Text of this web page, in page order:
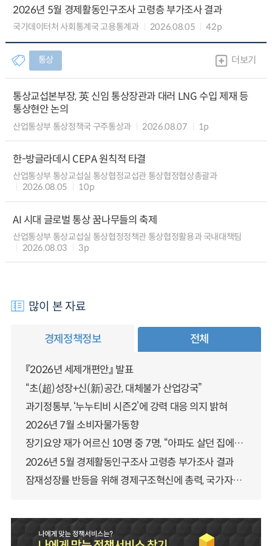
2026년 5월 경제활동인구조사 고령층 부가조사 결과
국가데이터처 사회통계국 고용통계과 2026.08.05 42p
통상 더보기
통상교섭본부장, 英 신임 통상장관과 대러 LNG 수입 제재 등
통상현안 논의
산업통상부 통상정책국 구주통상과 2026.08.07 1p
한-방글라데시 CEPA 원칙적 타결
산업통상부 통상교섭실 통상협정교섭관 통상협정협상총괄과
2026.08.05
10p
AI 시대 글로벌 통상 꿈나무들의 축제
산업통상부 통상교섭실 통상협정정책관 통상협정활용과 국내대책팀
2026.08.03
3p
많이 본 자료
경제정책정보 전체
『2026년 세제개편안』 발표
“초(超)성장+신(新)공간, 대체불가 산업강국”
과기정통부, ‘누누티비 시즌2’에 강력 대응 의지 밝혀
2026년 7월 소비자물가동향
장기요양 재가 어르신 10명 중 7명, “아파도 살던 집에서 살겠다” 「2025년 장기요양실태조사」 결과 발표
2026년 5월 경제활동인구조사 고령층 부가조사 결과
잠재성장률 반등을 위해 경제구조혁신에 총력, 국가자산 관리체계 대전환